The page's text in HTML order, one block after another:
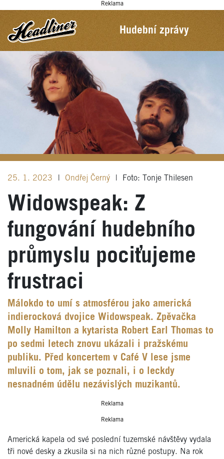
Reklama
Hudební zprávy
25. 1. 2023 Ondřej Černý Foto: Tonje Thilesen
Widowspeak: Z
fungování hudebního
průmyslu pociťujeme
frustraci
Málokdo to umí s atmosférou jako americká
indierocková dvojice Widowspeak. Zpěvačka
Molly Hamilton a kytarista Robert Earl Thomas to
po sedmi letech znovu ukázali i pražskému
publiku. Před koncertem v Café V lese jsme
mluvili o tom, jak se poznali, i o leckdy
nesnadném údělu nezávislých muzikantů.
Reklama
Reklama
Americká kapela od své poslední tuzemské návštěvy vydala
tři nové desky a zkusila si na nich různé postupy. Na rok